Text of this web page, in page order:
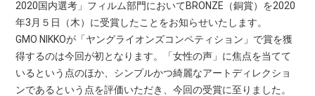
2020国内選考」フィルム部門においてBRONZE（銅賞）を2020
年3月５日（木）に受賞したことをお知らせいたします。
GMO NIKKOが「ヤングライオンズコンペティション」で賞を獲
得するのは今回が初となります。「女性の声」に焦点を当てて
いるという点のほか、シンプルかつ綺麗なアートディレクショ
ンであるという点を評価いただき、今回の受賞に至りました。